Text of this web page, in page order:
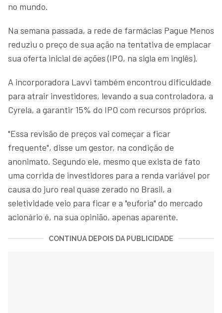
no mundo.
Na semana passada, a rede de farmácias Pague Menos
reduziu o preço de sua ação na tentativa de emplacar
sua oferta inicial de ações (IPO, na sigla em inglês).
A incorporadora Lavvi também encontrou dificuldade
para atrair investidores, levando a sua controladora, a
Cyrela, a garantir 15% do IPO com recursos próprios.
"Essa revisão de preços vai começar a ficar
frequente", disse um gestor, na condição de
anonimato. Segundo ele, mesmo que exista de fato
uma corrida de investidores para a renda variável por
causa do juro real quase zerado no Brasil, a
seletividade veio para ficar e a "euforia" do mercado
acionário é, na sua opinião, apenas aparente.
CONTINUA DEPOIS DA PUBLICIDADE